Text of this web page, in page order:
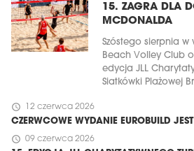
15. ZAGRA DLA
MCDONALDA
Szóstego sierpnia w
Beach Volley Club
edycja JLL
Siatkówki Plażowej
schedule 12 czerwca 2026
CZERWCOWE WYDANIE EUROBUILD
schedule 09 czerwca 2026